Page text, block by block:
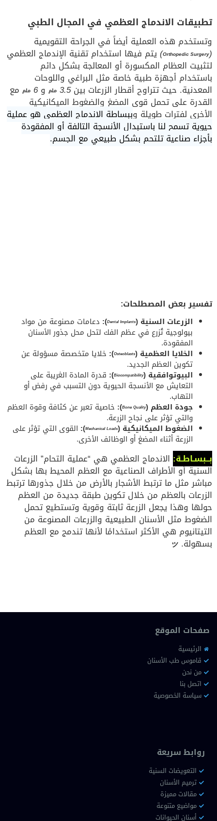
تطبيقات الاندماج العظمي في المجال الطبي
وتستخدم هذه العملية أيضاً في الجراحة التقويمية
(
Orthopedic Surgery
) يتم فيها استخدام تقنية الإندماج العظمي
لتثبيت العظام المكسورة أو المعالجة بشكل دائم
باستخدام أجهزة طبية خاصة مثل البراغي واللوحات
المعدنية. حيث تتراوح أقطار الزرعات بين3.5 ملم و6 ملم مع
القدرة على تحمل قوى المضغ والضغوط الميكانيكية
الأخرى لفترات طويلة وببساطة الاندماج العظمي هو عملية
حيوية تسمح لنا باستبدال الأنسجة التالفة أو المفقودة
بأجزاء صناعية تلتحم بشكل طبيعي مع الجسم.
تفسير بعض المصطلحات:
الزرعات السنية (Dental Implants
): دعامات مصنوعة من مواد
بيولوجية تُزرع في عظم الفك لتحل محل جذور الأسنان
المفقودة.
الخلايا العظمية (Osteoblasts
): خلايا متخصصة مسؤولة عن
تكوين العظم الجديد.
البيوتوافقية (Biocompatibility
): قدرة المادة الغريبة على
التعايش مع الأنسجة الحيوية دون التسبب في رفض أو
التهاب.
جودة العظم (Bone Quality
): خاصية تعبر عن كثافة وقوة العظم
والتي تؤثر على نجاح الزرعة.
الضغوط الميكانيكية (Mechanical Loads
): القوى التي تؤثر على
الزرعة أثناء المضغ أو الوظائف الأخرى.
بــبسـاطـة: الاندماج العظمي هي “عملية التحام” الزرعات
السنية أو الأطراف الصناعية مع العظم المحيط بها بشكل
مباشر مثل ما ترتبط الأشجار بالأرض من خلال جذورها ترتبط
الزرعات بالعظم من خلال تكوين طبقة جديدة من العظم
حولها وهذا يجعل الزرعة ثابتة وقوية وتستطيع تحمل
الضغوط مثل الأسنان الطبيعية والزرعات المصنوعة من
التيتانيوم هي الأكثر استخدامًا لأنها تندمج مع العظم
بسهولة. ッ
صفحات الموقع
الرئيسية
قاموس طب الأسنان
من نحن
اتصل بنا
سياسة الخصوصية
روابط سريعة
التعويضات السنية
ترميم الأسنان
مقالات مميزة
مواضيع متنوعة
أسنان الحيوانات